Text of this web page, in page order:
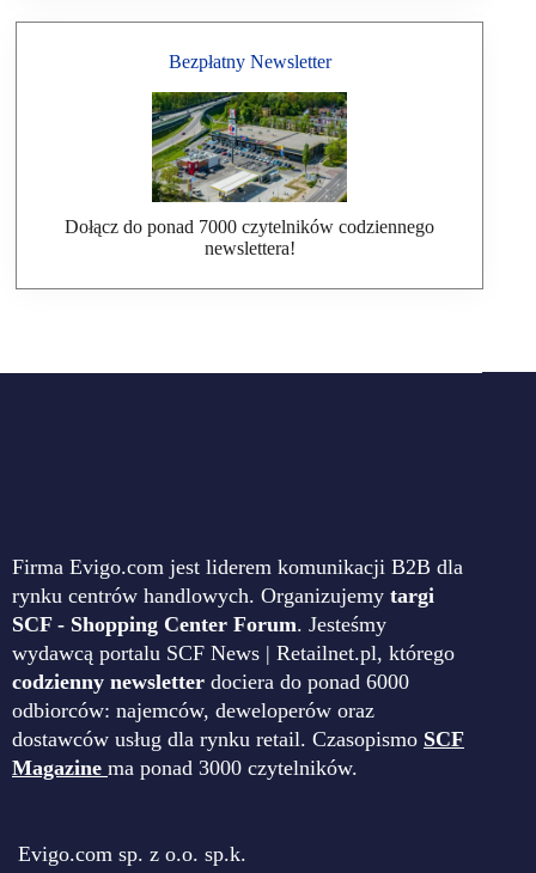
Bezpłatny Newsletter
Dołącz do ponad 7000 czytelników codziennego
newslettera!
Firma Evigo.com jest liderem komunikacji B2B dla
rynku centrów handlowych. Organizujemy targi
SCF - Shopping Center Forum. Jesteśmy
wydawcą portalu SCF News | Retailnet.pl, którego
codzienny newsletter dociera do ponad 6000
odbiorców: najemców, deweloperów oraz
dostawców usług dla rynku retail. Czasopismo SCF
Magazine ma ponad 3000 czytelników.
Evigo.com sp. z o.o. sp.k.